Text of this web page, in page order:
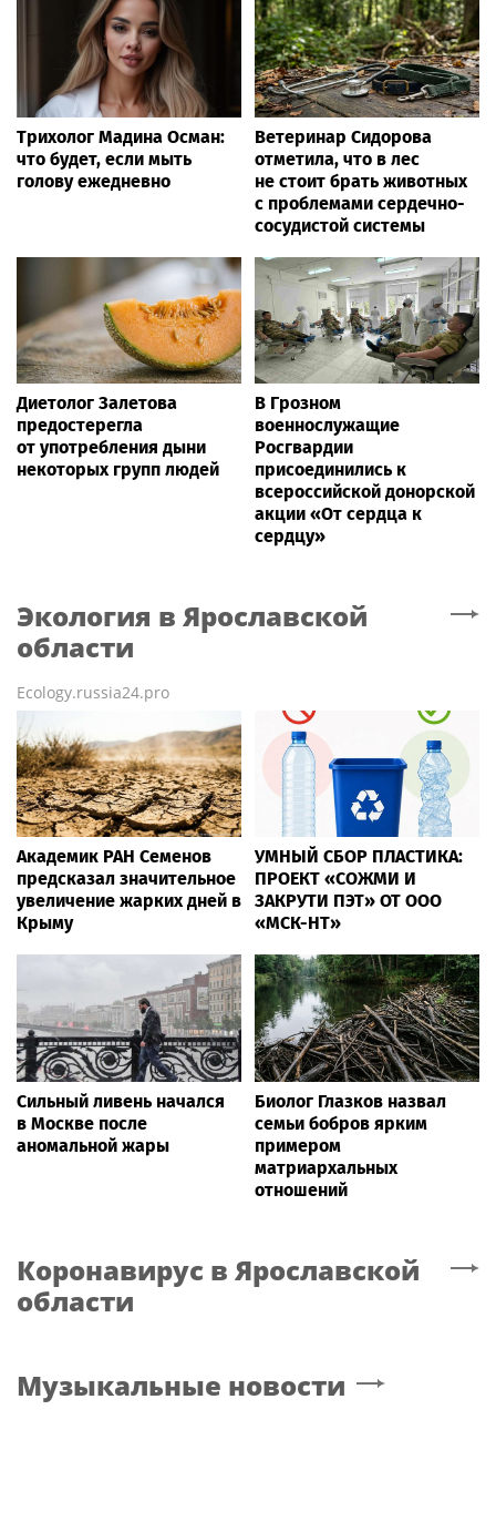
Трихолог Мадина Осман:
что будет, если мыть
голову ежедневно
Ветеринар Сидорова
отметила, что в лес
не стоит брать животных
с проблемами сердечно-
сосудистой системы
Диетолог Залетова
предостерегла
от употребления дыни
некоторых групп людей
В Грозном
военнослужащие
Росгвардии
присоединились к
всероссийской донорской
акции «От сердца к
сердцу»
Экология в Ярославской
области
Ecology.russia24.pro
Академик РАН Семенов
предсказал значительное
увеличение жарких дней в
Крыму
УМНЫЙ СБОР ПЛАСТИКА:
ПРОЕКТ «СОЖМИ И
ЗАКРУТИ ПЭТ» ОТ ООО
«МСК-НТ»
Сильный ливень начался
в Москве после
аномальной жары
Биолог Глазков назвал
семьи бобров ярким
примером
матриархальных
отношений
Коронавирус в Ярославской
области
Музыкальные новости